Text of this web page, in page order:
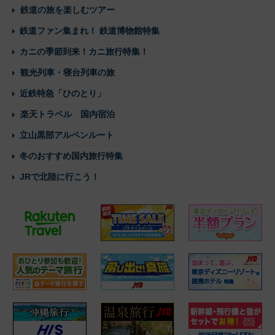
鉄道の旅を楽しむツアー
鉄道ファン集まれ！ 鉄道博物館特集
カニの季節到来！カニ旅行特集！
観光列車・寝台列車の旅
近鉄特急「ひのとり」
楽天トラベル 国内宿泊
立山黒部アルペンルート
冬のおすすめ国内旅行特集
JRで北陸に行こう！